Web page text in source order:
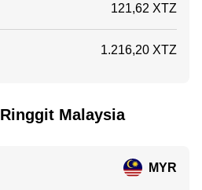
121,62 XTZ
1.216,20 XTZ
Malaysia
MYR